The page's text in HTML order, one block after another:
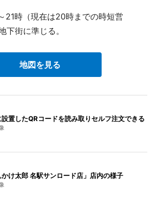
21時（現在は20時までの時短営
下街に準じる。
地図を見る
置したQRコードを読み取りセルフ注文できる
かけ太郎 名駅サンロード店」店内の様子